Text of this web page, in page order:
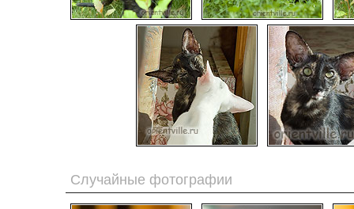
Случайные фотографии